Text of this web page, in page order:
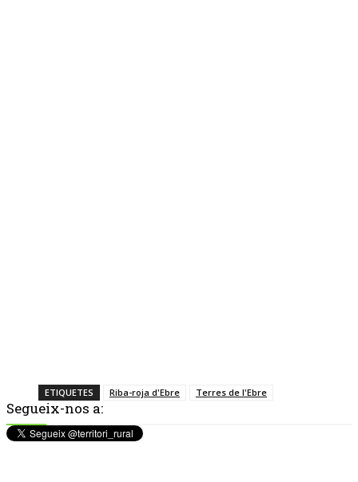
ETIQUETES Riba-roja d'Ebre Terres de l'Ebre
Segueix-nos a: